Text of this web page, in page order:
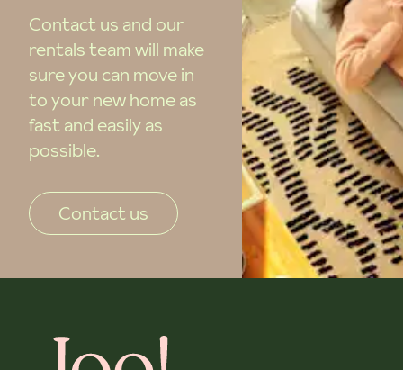
Contact us and our
rentals team will make
sure you can move in
to your new home as
fast and easily as
possible.
Contact us